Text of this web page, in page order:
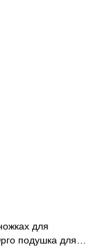
для
подушка для